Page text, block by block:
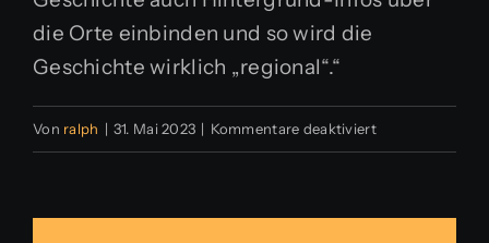
die Orte einbinden und so wird die
Geschichte wirklich „regional“.“
Von ralph | 31. Mai 2023 | Kommentare deaktiviertfür